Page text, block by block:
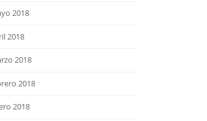
2018
2018
2018
2018
2018